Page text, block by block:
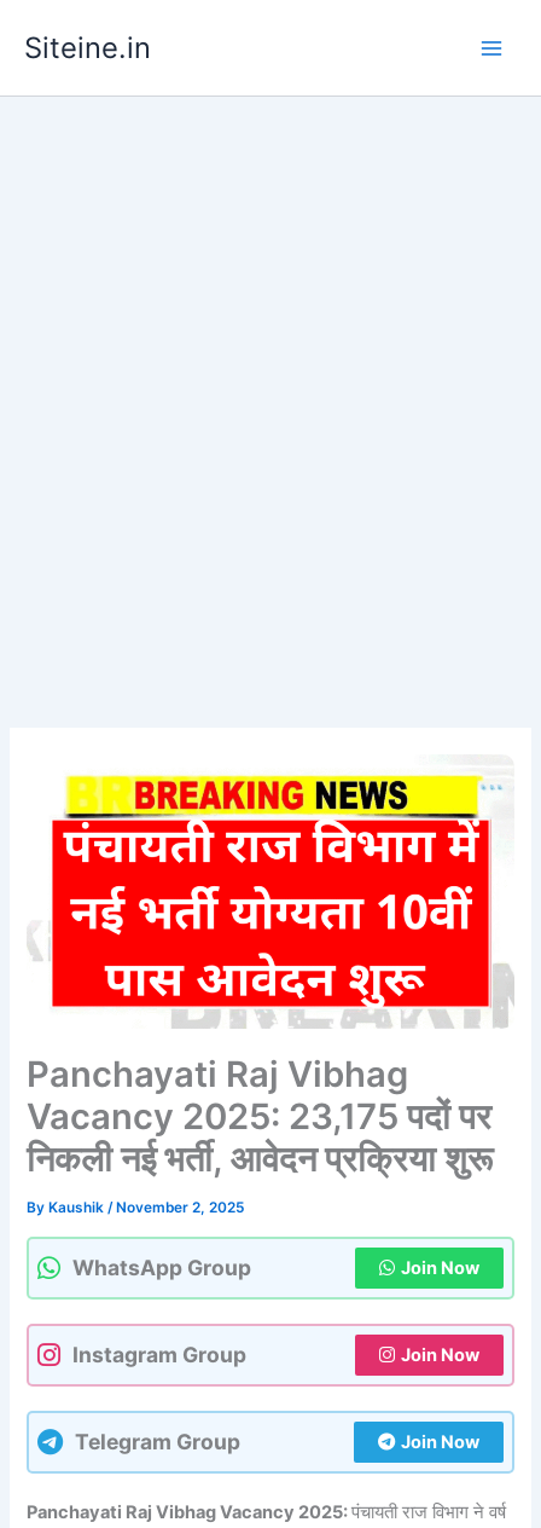
Siteine.in
Panchayati Raj Vibhag
Vacancy 2025: 23,175 पदों पर
निकली नई भर्ती, आवेदन प्रक्रिया शुरू
By Kaushik/ November 2, 2025
WhatsApp Group Join Now
Instagram Group Join Now
Telegram Group Join Now
Panchayati Raj Vibhag Vacancy 2025:पंचायती राज विभाग ने वर्ष